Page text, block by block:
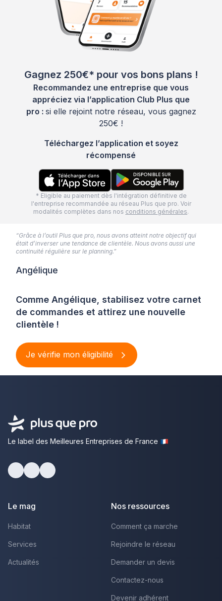
Gagnez 250€* pour vos bons plans !
Recommandez une entreprise que vous
appréciez via l’application Club Plus que
pro : si elle rejoint notre réseau, vous gagnez
250€ !
Téléchargez l’application et soyez
récompensé
* Eligible au paiement dès l'intégration définitive de
l'entreprise recommandée au réseau Plus que pro. Voir
modalités complètes dans nos conditions générales.
Comme Angélique, stabilisez votre carnet
de commandes et attirez une nouvelle
clientèle !
Je vérifie mon éligibilité
“Grâce à l’outil Plus que pro, nous avons atteint notre objectif qui
était d’inverser une tendance de clientèle. Nous avons aussi une
continuité régulière sur le planning.”
Angélique
Le label des Meilleures Entreprises de France
Le mag
Habitat
Services
Actualités
Nos ressources
Comment ça marche
Rejoindre le réseau
Demander un devis
Contactez-nous
Devenir adhérent